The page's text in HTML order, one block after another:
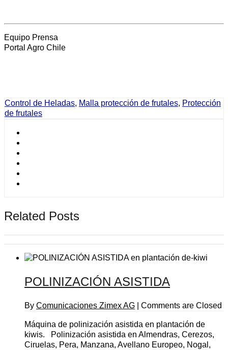
Equipo Prensa
Portal Agro Chile
Control de Heladas, Malla protección de frutales, Protección
de frutales
Related Posts
POLINIZACIÓN ASISTIDA
By Comunicaciones Zimex AG Comments are Closed
Máquina de polinización asistida en plantación de
kiwis. Polinización asistida en Almendras, Cerezos,
Ciruelas, Pera, Manzana, Avellano Europeo, Nogal,